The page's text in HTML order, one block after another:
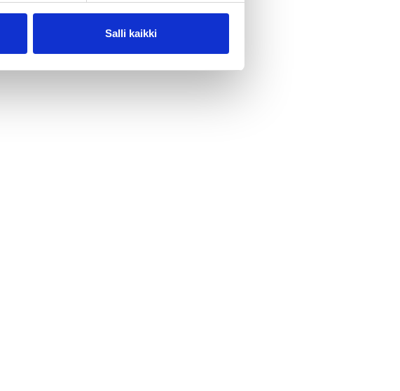
Salli kaikki